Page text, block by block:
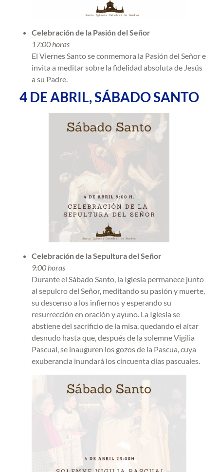
Celebración de la Pasión del Señor
17:00 horas
El Viernes Santo se conmemora la Pasión del Señor e
invita a meditar sobre la fidelidad absoluta de Jesús
a su Padre.
4 DE ABRIL, SÁBADO SANTO
Celebración de la Sepultura del Señor
9:00 horas
Durante el Sábado Santo, la Iglesia permanece junto
al sepulcro del Señor, meditando su pasión y muerte,
su descenso a los infiernos y esperando su
resurrección en oración y ayuno. La Iglesia se
abstiene del sacrificio de la misa, quedando el altar
desnudo hasta que, después de la solemne Vigilia
Pascual, se inauguren los gozos de la Pascua, cuya
exuberancia inundará los cincuenta días pascuales.